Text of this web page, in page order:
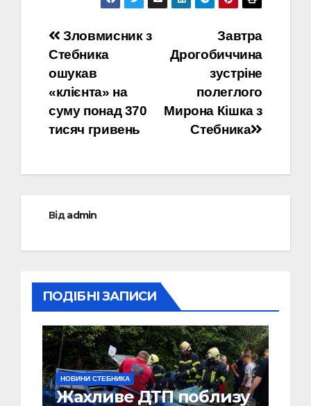
Навігація
записів
Завтра
Дрогобиччина
зустріне
полеглого
Мирона Кішка з
Стебника
Зловмисник з
Стебника
ошукав
«клієнта» на
суму понад 370
тисяч гривень
Відadmin
ПОДІБНІ ЗАПИСИ
НОВИНИ СТЕБНИКА
Жахливе ДТП поблизу